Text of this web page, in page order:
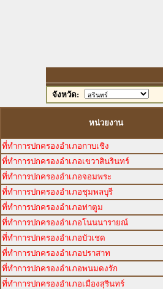
จังหวัด:
หน่วยงาน
ที่ทำการปกครองอำเภอกาบเชิง
ที่ทำการปกครองอำเภอเขวาสินรินทร์
ที่ทำการปกครองอำเภอจอมพระ
ที่ทำการปกครองอำเภอชุมพลบุรี
ที่ทำการปกครองอำเภอท่าตูม
ที่ทำการปกครองอำเภอโนนนารายณ์
ที่ทำการปกครองอำเภอบัวเชด
ที่ทำการปกครองอำเภอปราสาท
ที่ทำการปกครองอำเภอพนมดงรัก
ที่ทำการปกครองอำเภอเมืองสุรินทร์